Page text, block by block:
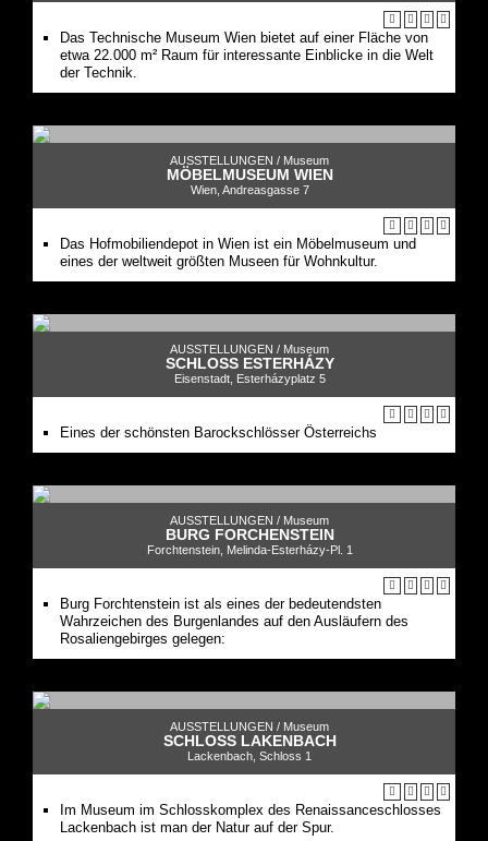
Das Technische Museum Wien bietet auf einer Fläche von
etwa 22.000 m² Raum für interessante Einblicke in die Welt
der Technik.
AUSSTELLUNGEN / Museum
MÖBELMUSEUM WIEN
Wien, Andreasgasse 7
Das Hofmobiliendepot in Wien ist ein Möbelmuseum und
eines der weltweit größten Museen für Wohnkultur.
AUSSTELLUNGEN / Museum
SCHLOSS ESTERHÁZY
Eisenstadt, Esterházyplatz 5
Eines der schönsten Barockschlösser Österreichs
AUSSTELLUNGEN / Museum
BURG FORCHENSTEIN
Forchtenstein, Melinda-Esterházy-Pl. 1
Burg Forchtenstein ist als eines der bedeutendsten
Wahrzeichen des Burgenlandes auf den Ausläufern des
Rosaliengebirges gelegen:
AUSSTELLUNGEN / Museum
SCHLOSS LAKENBACH
Lackenbach, Schloss 1
Im Museum im Schlosskomplex des Renaissanceschlosses
Lackenbach ist man der Natur auf der Spur.